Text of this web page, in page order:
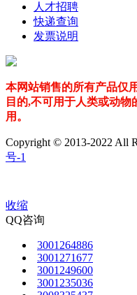
人才招聘
快递查询
发票说明
本网站销售的所有产品仅
目的,不可用于人类或动
用。
Copyright © 2013-2022 All
号-1
收缩
QQ咨询
3001264886
3001271677
3001249600
3001235036